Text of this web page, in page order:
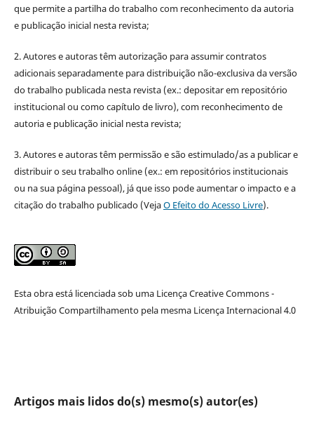
que permite a partilha do trabalho com reconhecimento da autoria
e publicação inicial nesta revista;
2. Autores e autoras têm autorização para assumir contratos
adicionais separadamente para distribuição não-exclusiva da versão
do trabalho publicada nesta revista (ex.: depositar em repositório
institucional ou como capítulo de livro), com reconhecimento de
autoria e publicação inicial nesta revista;
3. Autores e autoras têm permissão e são estimulado/as a publicar e
distribuir o seu trabalho online (ex.: em repositórios institucionais
ou na sua página pessoal), já que isso pode aumentar o impacto e a
citação do trabalho publicado (VejaO Efeito do Acesso Livre).
Esta obra está licenciada sob uma Licença Creative Commons -
Atribuição Compartilhamento pela mesma Licença Internacional 4.0
Artigos mais lidos do(s) mesmo(s) autor(es)